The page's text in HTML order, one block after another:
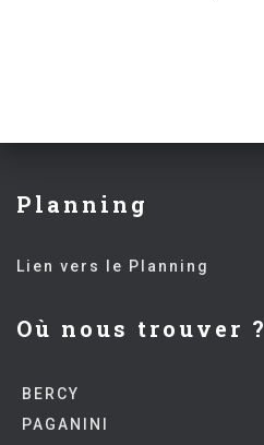
Planning
Lien vers le Planning
Où nous trouver ?
BERCY
PAGANINI